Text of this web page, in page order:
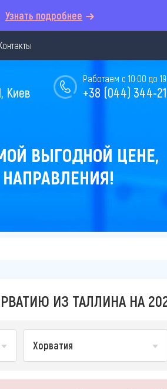
Узнать подробнее
Работаем с 10:00 до
+38 (044) 344-
Киев
ВЫГОДНОЙ ЦЕНЕ,
ИЗ ТАЛЛИНА НА
Хорватия